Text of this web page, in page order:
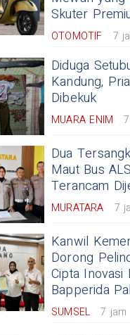
Skuter
OTOMOTIF 7
Diduga
Kandung,
Dibekuk
MUARA ENIM
Dua
Maut Bus
Terancam
MURATARA 7
Kanwil
Dorong
Cipta Inovasi
Bapperida
SUMSEL 7 jam